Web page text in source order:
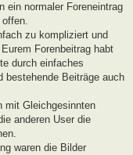
ein normaler Foreneintrag
zu kompliziert und
Forenbeitrag habt
durch einfaches
bestehende Beiträge auch
mit Gleichgesinnten
anderen User die
waren die Bilder